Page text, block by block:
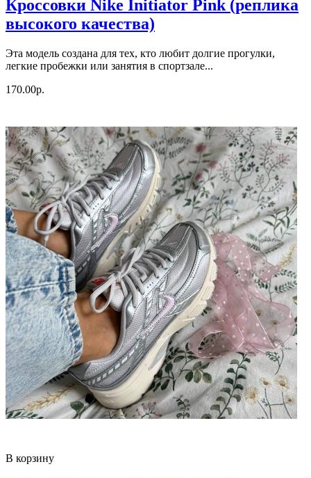
Кроссовки Nike Initiator Pink (реплика
высокого качества)
Эта модель создана для тех, кто любит долгие прогулки,
легкие пробежки или занятия в спортзале...
170.00р.
В корзину